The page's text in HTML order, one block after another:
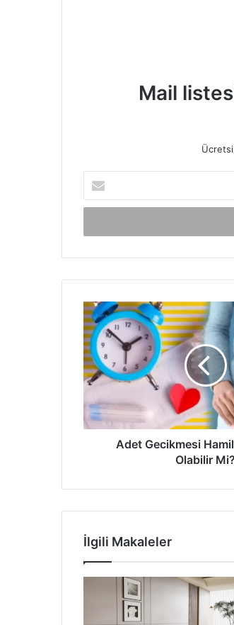
Mail
Posta
adresinizi
Adet
Gecikmesi
Hamilelik
Belirtisi
Olabilir
Mi?
Adet Gecikmesi
Olabilir Mi?
İlgili Makaleler